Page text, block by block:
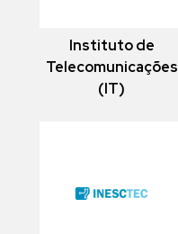
Instituto de
Telecomunicações
(IT)